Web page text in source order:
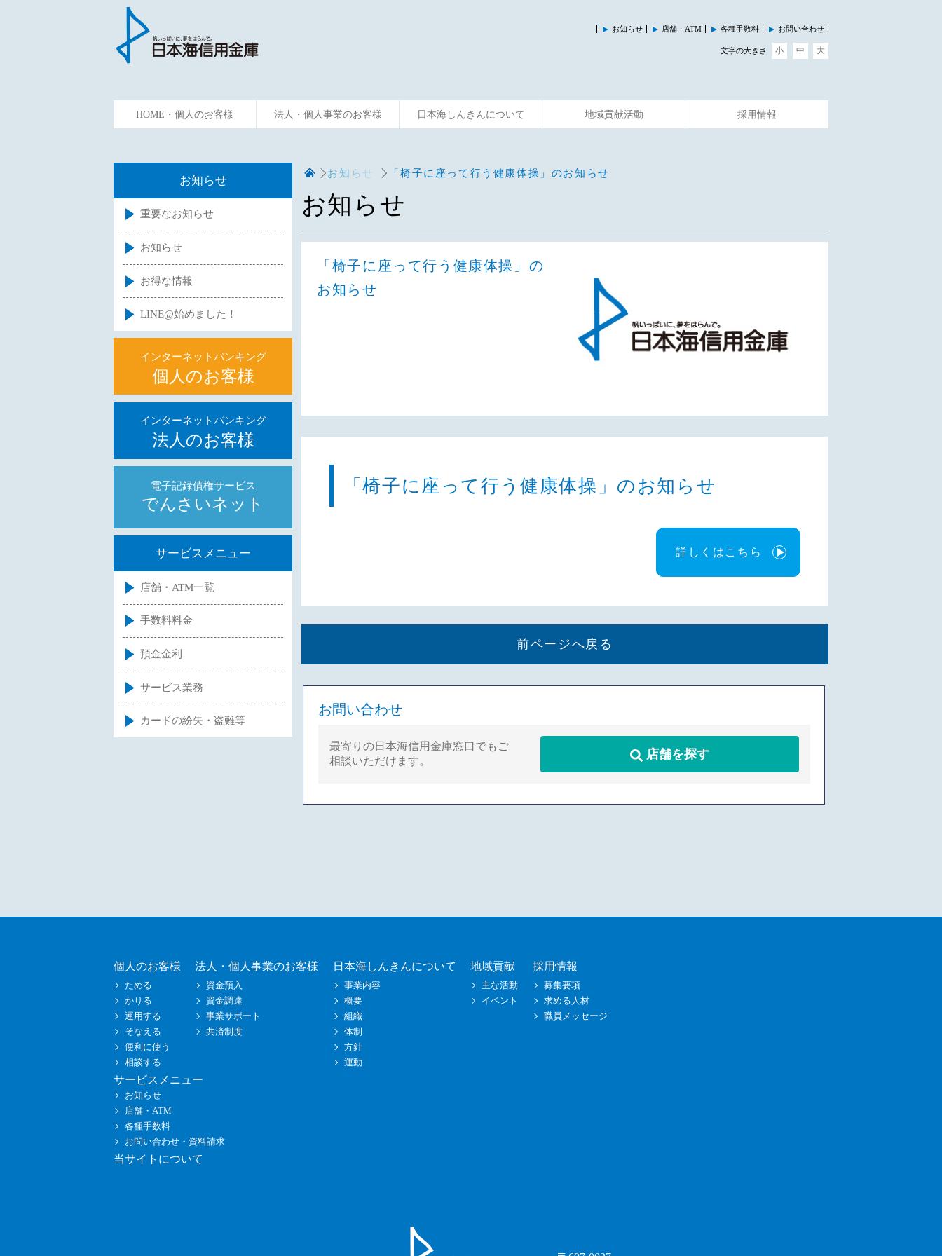
お知らせ 店舗・ATM 各種手数料 お問い合わせ
文字の大きさ 小 中 大
HOME・個人のお客様 法人・個人事業のお客様 日本海しんきんについて 地域貢献活動 採用情報
お知らせ 「椅子に座って行う健康体操」のお知らせ
お知らせ
「椅子に座って行う健康体操」の
お知らせ
「椅子に座って行う健康体操」のお知らせ
詳しくはこちら
前ページへ戻る
お知らせ
重要なお知らせ
お知らせ
お得な情報
LINE@始めました！
インターネットバンキング
個人のお客様
インターネットバンキング
法人のお客様
電子記録債権サービス
でんさいネット
サービスメニュー
店舗・ATM一覧
手数料料金
預金金利
サービス業務
カードの紛失・盗難等
お問い合わせ
最寄りの日本海信用金庫窓口でもご
相談いただけます。
店舗を探す
個人のお客様
ためる
かりる
運用する
そなえる
便利に使う
相談する
法人・個人事業のお客様
資金預入
資金調達
事業サポート
共済制度
日本海しんきんについて
事業内容
概要
組織
体制
方針
運動
地域貢献
主な活動
イベント
採用情報
募集要項
求める人材
職員メッセージ
サービスメニュー
お知らせ
店舗・ATM
各種手数料
お問い合わせ・資料請求
当サイトについて